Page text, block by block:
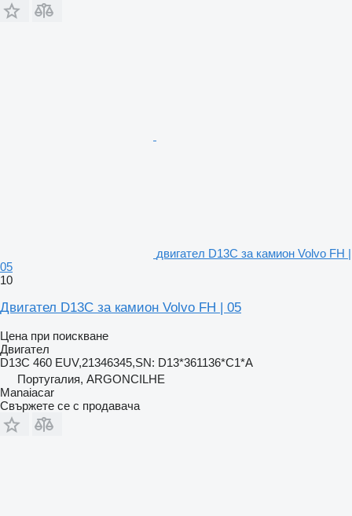
двигател D13C за камион Volvo FH |
05
10
Двигател D13C за камион Volvo FH | 05
Цена при поискване
Двигател
D13C 460 EUV,21346345,SN: D13*361136*C1*A
Португалия, ARGONCILHE
Manaiacar
Свържете се с продавача